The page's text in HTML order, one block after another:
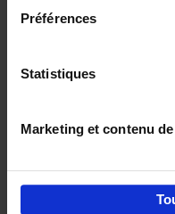
Préférences
Statistiques
Marketing et contenu